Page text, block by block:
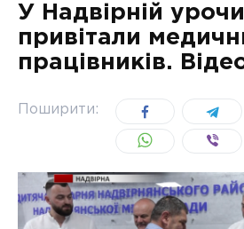
У Надвірній
привітали
працівників.
Поширити: